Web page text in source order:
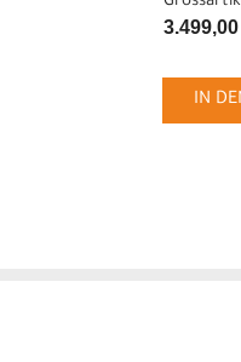
IN